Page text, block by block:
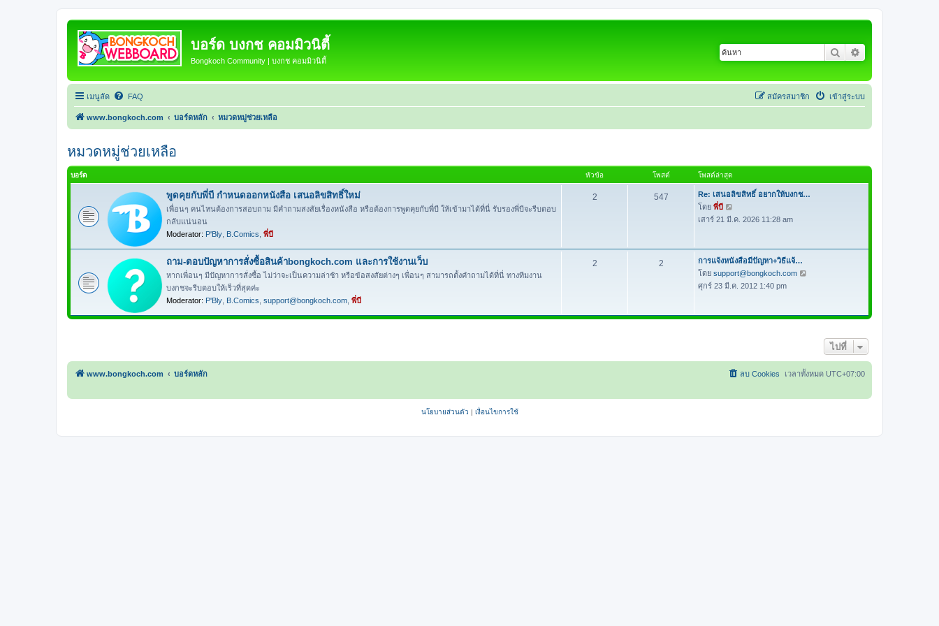
บอร์ด บงกช คอมมิวนิตี้
Bongkoch Community | บงกช คอมมิวนิตี้
ค้นหา
เมนูลัด FAQ เข้าสู่ระบบ
สมัครสมาชิก
www.bongkoch.com บอร์ดหลัก หมวดหมู่ช่วยเหลือ
หมวดหมู่ช่วยเหลือ
บอร์ด หัวข้อ โพสต์ โพสต์ล่าสุด
พูดคุยกับพี่บี กำหนดออกหนังสือ เสนอลิขสิทธิ์ใหม่
เพื่อนๆ คนไหนต้องการสอบถาม มีคำถามสงสัยเรื่องหนังสือ หรือต้องการพูดคุยกับพี่บี ให้เข้ามาได้ที่นี่ รับรองพี่บีจะรีบตอบ
กลับแน่นอน
Moderator: P'Bly B.Comics พี่บี
2 547
Re: เสนอลิขสิทธิ์ อยากให้บงกช…
โดย พี่บี
ข้
ว
า
ม
สุ
เสาร์ 21 มี.ค. 2026 11:28 am
ถาม-ตอบปัญหาการสั่งซื้อสินค้าbongkoch.com และการใช้งานเว็บ
หากเพื่อนๆ มีปัญหาการสั่งซื้อ ไม่ว่าจะเป็นความล่าช้า หรือข้อสงสัยต่างๆ เพื่อนๆ สามารถตั้งคำถามได้ที่นี่ ทางทีมงาน
บงกชจะรีบตอบให้เร็วที่สุดค่ะ
Moderator: P'Bly B.Comics support@bongkoch.com พี่บี
2 2
การแจ้งหนังสือมีปัญหา+วิธีแจ้…
โดย support@bongkoch.com
ล่
า
ด
ศุกร์ 23 มี.ค. 2012 1:40 pm
ไปที่
www.bongkoch.com บอร์ดหลัก เวลาทั้งหมด UTC+07:00
ลบ Cookies
นโยบายส่วนตัว | เงื่อนไขการใช้